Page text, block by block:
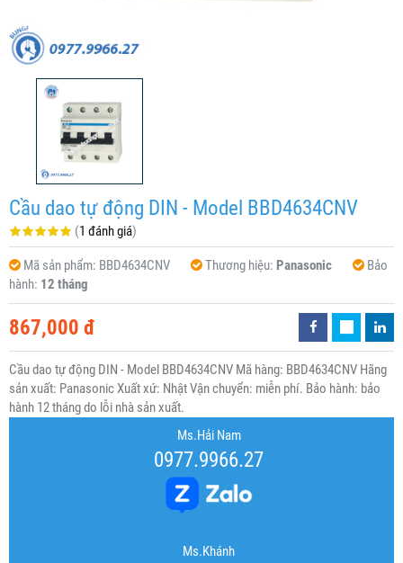
Cầu dao tự động DIN - Model BBD4634CNV
(1 đánh giá)
Mã sản phẩm: BBD4634CNV Thương hiệu: Panasonic
Bảo
hành: 12 tháng
867,000 đ
Cầu dao tự động DIN - Model BBD4634CNV Mã hàng: BBD4634CNV Hãng
sản xuất: Panasonic Xuất xứ: Nhật Vận chuyển: miễn phí. Bảo hành: bảo
hành 12 tháng do lỗi nhà sản xuất.
Ms.Hải Nam
0977.9966.27
Ms.Khánh